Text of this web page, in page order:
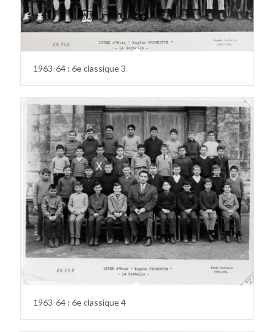
1963-64 : 6e classique 3
1963-64 : 6e classique 4